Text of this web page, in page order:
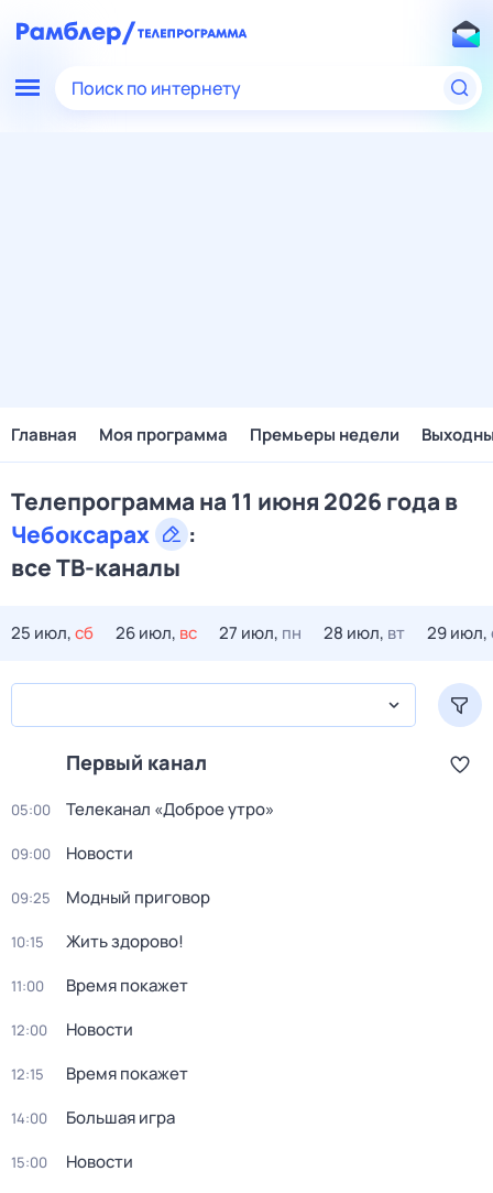
Поиск по интернету
Главная Моя программа Премьеры недели
Телепрограмма на 11 июня 2026 года в
Чебоксарах
:
все ТВ-каналы
25 июл,сб 26 июл, вс 27 июл, пн 28 июл, вт 29 июл,
Первый канал
05:00 Телеканал «Доброе утро»
09:00 Новости
09:25 Модный приговор
10:15 Жить здорово!
11:00 Время покажет
12:00 Новости
12:15 Время покажет
14:00 Большая игра
15:00 Новости